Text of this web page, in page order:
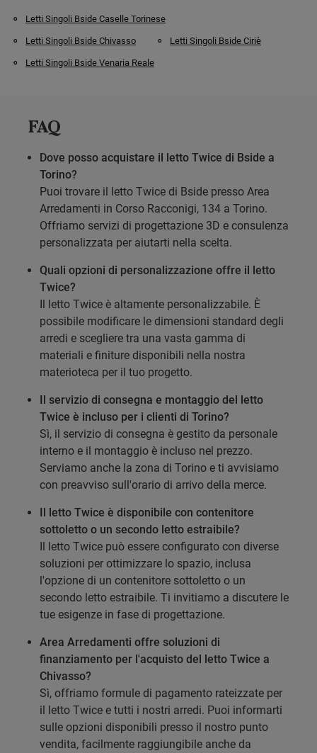
Letti Singoli Bside Caselle Torinese
Letti Singoli Bside Chivasso Letti Singoli Bside Ciriè
Letti Singoli Bside Venaria Reale
FAQ
Dove posso acquistare il letto Twice di Bside a
Torino?
Puoi trovare il letto Twice di Bside presso Area
Arredamenti in Corso Racconigi, 134 a Torino.
Offriamo servizi di progettazione 3D e consulenza
personalizzata per aiutarti nella scelta.
Quali opzioni di personalizzazione offre il letto
Twice?
Il letto Twice è altamente personalizzabile. È
possibile modificare le dimensioni standard degli
arredi e scegliere tra una vasta gamma di
materiali e finiture disponibili nella nostra
materioteca per il tuo progetto.
Il servizio di consegna e montaggio del letto
Twice è incluso per i clienti di Torino?
Sì, il servizio di consegna è gestito da personale
interno e il montaggio è incluso nel prezzo.
Serviamo anche la zona di Torino e ti avvisiamo
con preavviso sull'orario di arrivo della merce.
Il letto Twice è disponibile con contenitore
sottoletto o un secondo letto estraibile?
Il letto Twice può essere configurato con diverse
soluzioni per ottimizzare lo spazio, inclusa
l'opzione di un contenitore sottoletto o un
secondo letto estraibile. Ti invitiamo a discutere le
tue esigenze in fase di progettazione.
Area Arredamenti offre soluzioni di
finanziamento per l'acquisto del letto Twice a
Chivasso?
Sì, offriamo formule di pagamento rateizzate per
il letto Twice e tutti i nostri arredi. Puoi informarti
sulle opzioni disponibili presso il nostro punto
vendita, facilmente raggiungibile anche da